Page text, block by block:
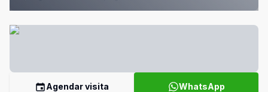
Agendar visita WhatsApp